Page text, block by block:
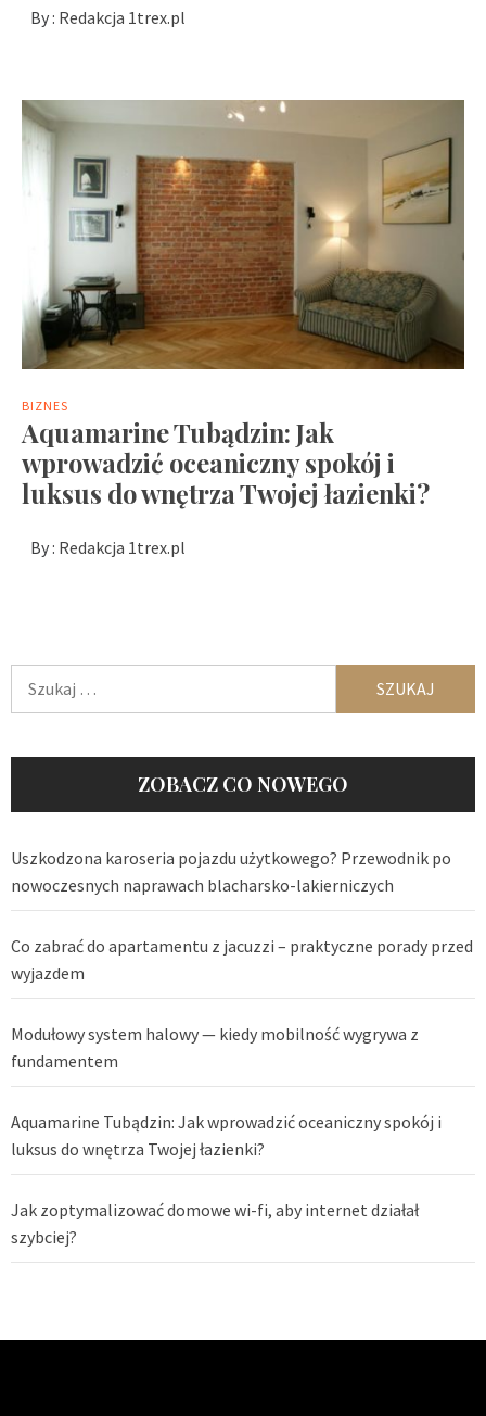
By : Redakcja 1trex.pl
BIZNES
Aquamarine Tubądzin: Jak
wprowadzić oceaniczny spokój i
luksus do wnętrza Twojej łazienki?
By : Redakcja 1trex.pl
ZOBACZ CO NOWEGO
Uszkodzona karoseria pojazdu użytkowego? Przewodnik po
nowoczesnych naprawach blacharsko-lakierniczych
Co zabrać do apartamentu z jacuzzi – praktyczne porady przed
wyjazdem
Modułowy system halowy — kiedy mobilność wygrywa z
fundamentem
Aquamarine Tubądzin: Jak wprowadzić oceaniczny spokój i
luksus do wnętrza Twojej łazienki?
Jak zoptymalizować domowe wi-fi, aby internet działał
szybciej?